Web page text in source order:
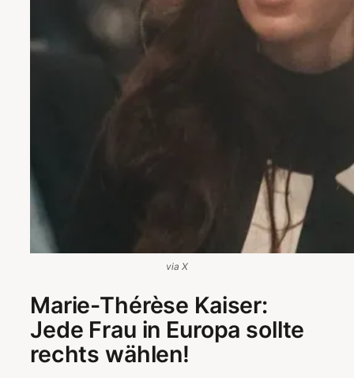
via X
Marie-Thérèse Kaiser:
Jede Frau in Europa sollte
rechts wählen!